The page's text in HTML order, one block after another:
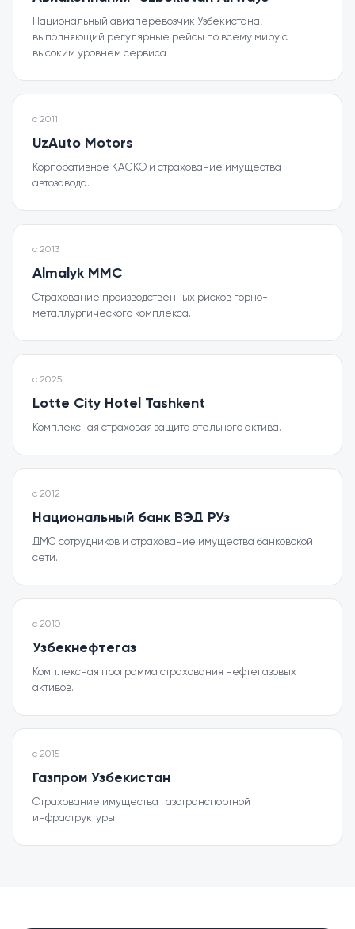
Национальный авиаперевозчик Узбекистана,
выполняющий регулярные рейсы по всему миру с
высоким уровнем сервиса
с 2011
UzAuto Motors
Корпоративное КАСКО и страхование имущества
автозавода.
с 2013
Almalyk MMC
Страхование производственных рисков горно-
металлургического комплекса.
с 2025
Lotte City Hotel Tashkent
Комплексная страховая защита отельного актива.
с 2012
Национальный банк ВЭД РУз
ДМС сотрудников и страхование имущества банковской
сети.
с 2010
Узбекнефтегаз
Комплексная программа страхования нефтегазовых
активов.
с 2015
Газпром Узбекистан
Страхование имущества газотранспортной
инфраструктуры.